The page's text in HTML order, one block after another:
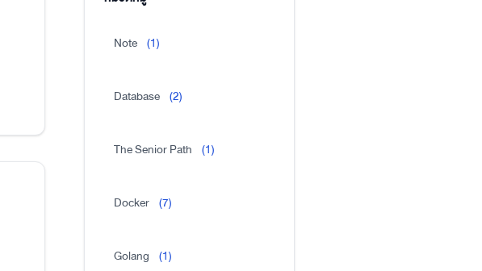
Note (1)
Database (2)
The Senior Path (1)
Docker (7)
Golang (1)